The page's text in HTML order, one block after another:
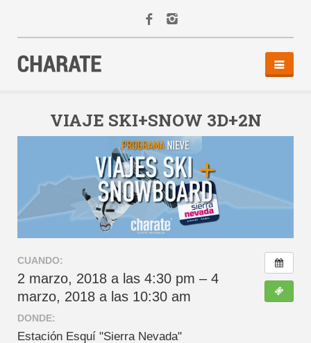
AGENDA
ACTIVIDADES
CONTACTO
VIAJE SKI+SNOW 3D+2N
CUANDO:
2 marzo, 2018 a las 4:30 pm – 4
marzo, 2018 a las 10:30 am
DONDE:
Estación Esquí "Sierra Nevada"